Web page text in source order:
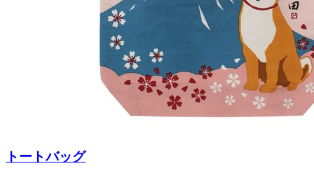
トートバッグ